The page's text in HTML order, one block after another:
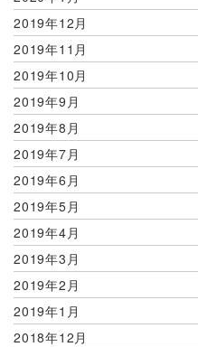
2019年12月
2019年11月
2019年10月
2019年9月
2019年8月
2019年7月
2019年6月
2019年5月
2019年4月
2019年3月
2019年2月
2019年1月
2018年12月